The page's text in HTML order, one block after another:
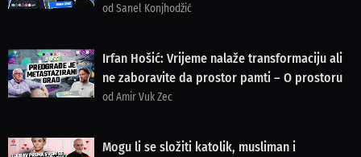
od Sanel Konjhodžić
Irfan Hošić: Vrijeme nalaže transformaciju ali
ne zaboravite da prostor pamti – O prostoru
od Amir Vuk Zec
Mogu li se složiti katolik, musliman i